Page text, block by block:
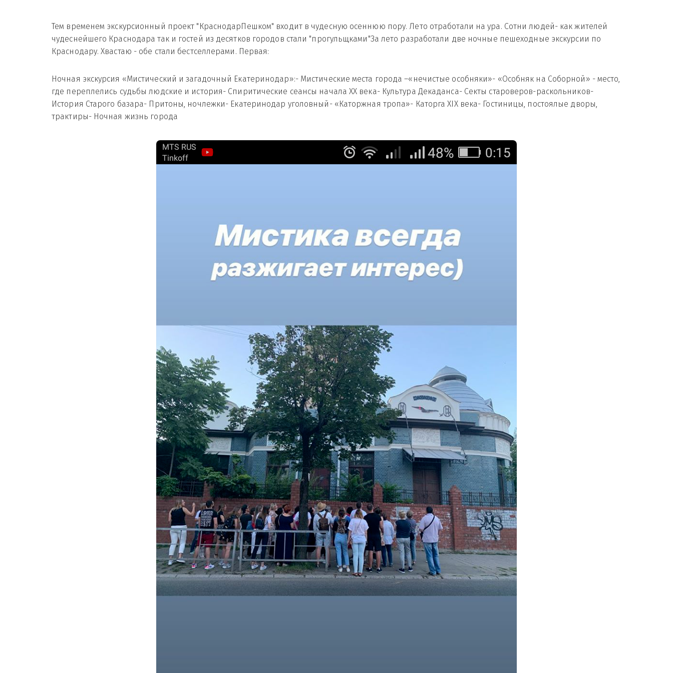
Тем временем экскурсионный проект "КраснодарПешком" входит в чудесную осеннюю пору. Лето отработали на ура. Сотни людей- как жителей
чудеснейшего Краснодара так и гостей из десятков городов стали "прогульщками"За лето разработали две ночные пешеходные экскурсии по
Краснодару. Хвастаю - обе стали бестселлерами. Первая:
Ночная экскурсия «Мистический и загадочный Екатеринодар»:- Мистические места города –«нечистые особняки»- «Особняк на Соборной» - место,
где переплелись судьбы людские и история- Спиритические сеансы начала XX века- Культура Декаданса- Секты староверов-раскольников-
История Старого базара- Притоны, ночлежки- Екатеринодар уголовный- «Каторжная тропа»- Каторга XIX века- Гостиницы, постоялые дворы,
трактиры- Ночная жизнь города